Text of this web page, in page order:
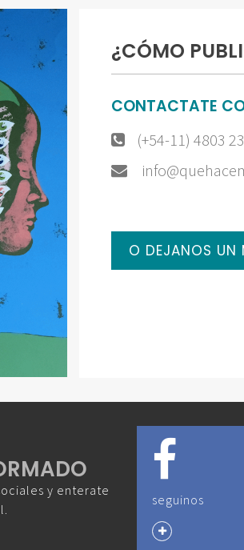
¿CÓMO
CONTACTATE
(+54-11) 4803
O DEJANOS UN
y enterate
seguinos